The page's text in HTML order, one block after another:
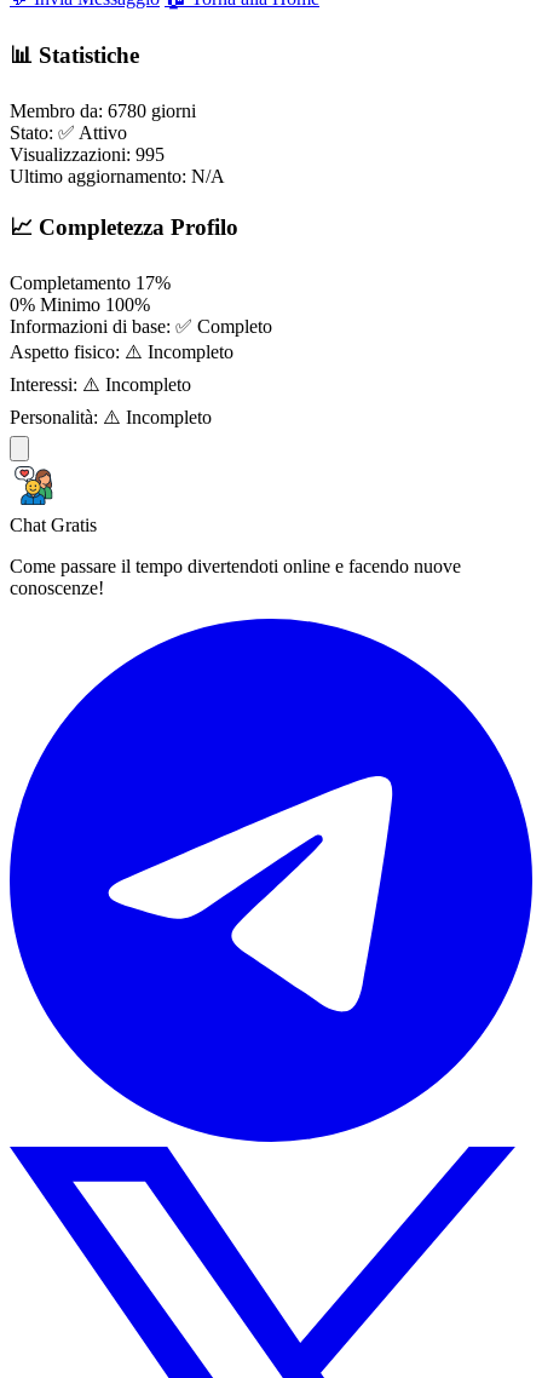
📊 Statistiche
Membro da: 6780 giorni
Stato: ✅ Attivo
Visualizzazioni: 995
Ultimo aggiornamento: N/A
📈 Completezza Profilo
Completamento 17%
0% Minimo 100%
Informazioni di base: ✅ Completo
Aspetto fisico: ⚠️ Incompleto
Interessi: ⚠️ Incompleto
Personalità: ⚠️ Incompleto
Chat Gratis
Come passare il tempo divertendoti online e facendo nuove
conoscenze!